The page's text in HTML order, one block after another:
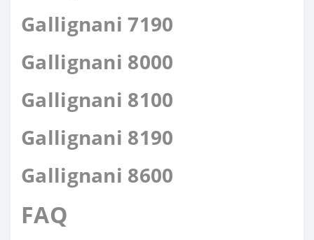
Gallignani 7190
Gallignani 8000
Gallignani 8100
Gallignani 8190
Gallignani 8600
FAQ